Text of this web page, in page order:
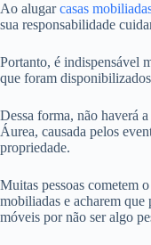
Ao alugarcasas
sua responsabilidade
Portanto, é indispensável
que foram
Dessa forma, não haverá
Áurea, causada pelos
propriedade.
Muitas pessoas cometem
mobiliadas e acharem que
móveis por não ser algo